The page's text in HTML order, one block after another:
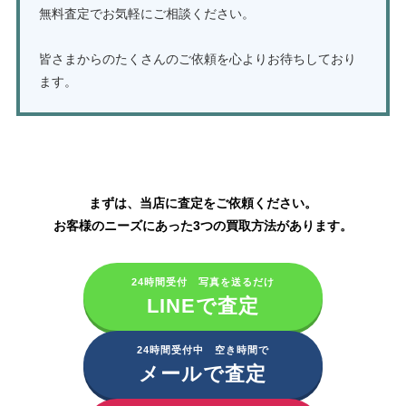
無料査定でお気軽にご相談ください。
皆さまからのたくさんのご依頼を心よりお待ちしており
ます。
まずは、当店に査定をご依頼ください。
お客様のニーズにあった3つの買取方法があります。
24時間受付 写真を送るだけ
LINEで査定
24時間受付中 空き時間で
メールで査定